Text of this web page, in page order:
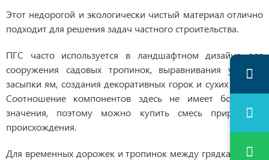
Этот недорогой и экологически чистый материал отлично
подходит для решения задач частного строительства.
ПГС часто используется в ландшафтном дизайне для
сооружения садовых тропинок, выравнивания участка,
засыпки ям, создания декоративных горок и сухих ручьев.
Соотношение компонентов здесь не имеет большого
значения, поэтому можно купить смесь природного
происхождения.
Для временных дорожек и тропинок между грядками ПГС